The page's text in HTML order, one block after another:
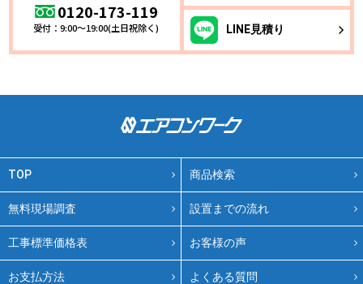
0120-173-119
受付：9:00～19:00(土日祝除く) LINE見積り
TOP 商品検索
無料現場調査 設置までの流れ
工事標準価格表 お客様の声
お支払方法 よくある質問